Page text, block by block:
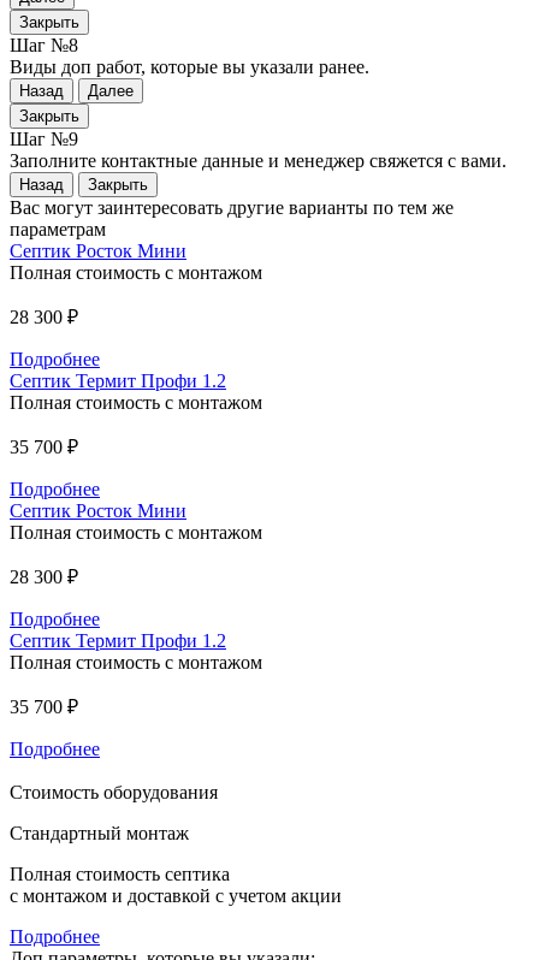
Закрыть
Шаг №8
Виды доп работ, которые вы указали ранее.
Назад
Далее
Закрыть
Шаг №9
Заполните контактные данные и менеджер свяжется с вами.
Назад Закрыть
Вас могут заинтересовать другие варианты по тем же
параметрам
Септик Росток Мини
Полная стоимость с монтажом
28 300 ₽
Подробнее
Септик Термит Профи 1.2
Полная стоимость с монтажом
35 700 ₽
Подробнее
Септик Росток Мини
Полная стоимость с монтажом
28 300 ₽
Подробнее
Септик Термит Профи 1.2
Полная стоимость с монтажом
35 700 ₽
Подробнее
Стоимость оборудования
Стандартный монтаж
Полная стоимость септика
с монтажом и доставкой с учетом акции
Подробнее